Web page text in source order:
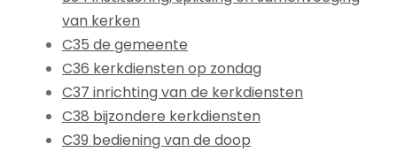
van kerken
C35 de gemeente
C36 kerkdiensten op zondag
C37 inrichting van de kerkdiensten
C38 bijzondere kerkdiensten
C39 bediening van de doop